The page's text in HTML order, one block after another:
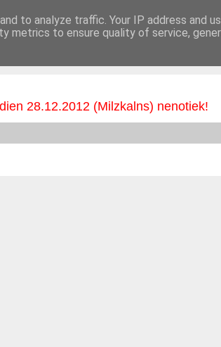
28.12.2012 (Milzkalns) nenotiek!
to analyze traffic. Your IP address and
metrics to ensure quality of service,